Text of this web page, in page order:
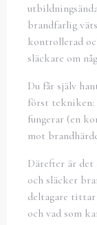
brandfarlig
kontrollerad
släckare om
Du får själv
först tekniken:
fungerar (en
mot
Därefter är det
och släcker
deltagare tittar
och vad som